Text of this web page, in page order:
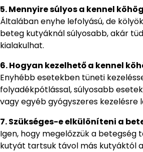
5. Mennyire súlyos a kennel
Általában enyhe lefolyású, de
beteg kutyáknál súlyosabb, akár
kialakulhat.
6. Hogyan kezelhető a kennel
Enyhébb esetekben tüneti
folyadékpótlással, súlyosabb
vagy egyéb gyógyszeres kezelésre
7. Szükséges-e elkülöníteni a
Igen, hogy megelőzzük a betegség
kutyát tartsuk távol más kutyáktól